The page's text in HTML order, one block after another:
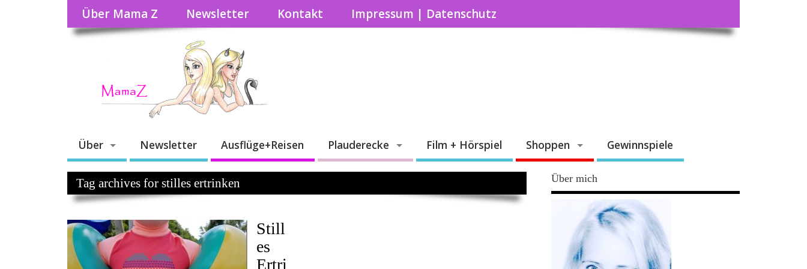
Über Mama Z Newsletter Kontakt Impressum | Datenschutz
Über Newsletter Ausflüge+Reisen Plauderecke Film + Hörspiel Shoppen Gewinnspiele
Tag archives for stilles ertrinken
Still
es
Ertri
Über mich